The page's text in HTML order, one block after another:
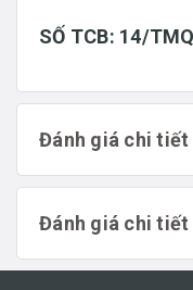
SỐ TCB: 14/
Đánh giá chi tiết
Đánh giá chi tiết